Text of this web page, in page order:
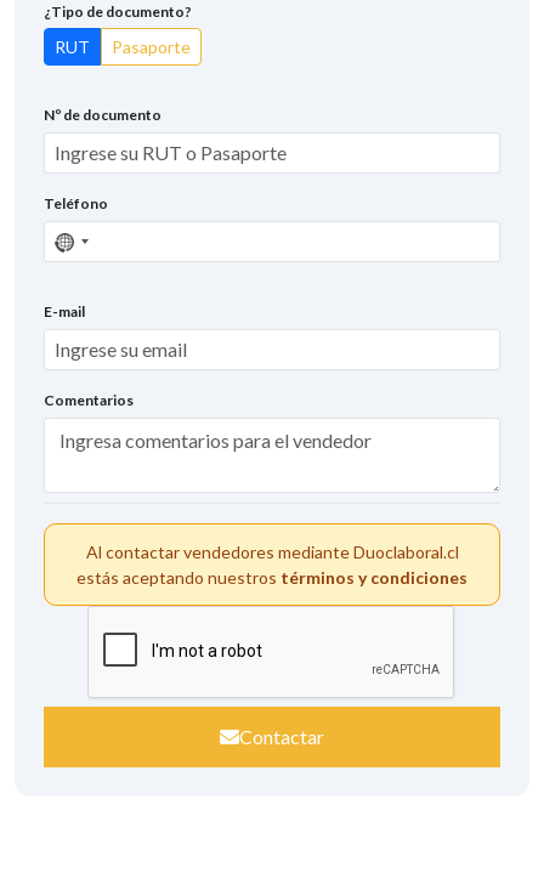
¿Tipo de documento?
RUT Pasaporte
Nº de documento
Teléfono
Sin
país
E-mail
Comentarios
Al contactar vendedores mediante Duoclaboral.cl
estás aceptando nuestros términos y condiciones
Contactar